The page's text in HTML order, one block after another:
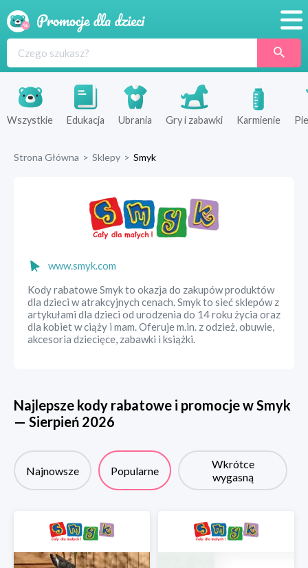
Produkty
Sklepy
Wszystkie Edukacja Ubrania Gry i zabawki Karmienie
Strona Główna > Sklepy > Smyk
www.smyk.com
Kody rabatowe Smyk to okazja do zakupów produktów
dla dzieci w atrakcyjnych cenach. Smyk to sieć sklepów z
artykułami dla dzieci od urodzenia do 14 roku życia oraz
dla kobiet w ciąży i mam. Oferuje m.in. z odzież, obuwie,
akcesoria dziecięce, zabawki i książki.
Najlepsze kody rabatowe i promocje wSmyk
— Sierpień 2026
Najnowsze Popularne
Wkrótce
wygasną